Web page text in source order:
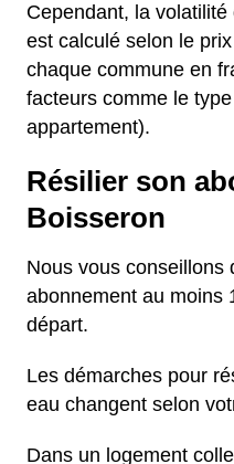
Cependant, la volatilité
est calculé selon le
chaque commune en
facteurs comme le
appartement).
Résilier son
Boisseron
Nous vous conseillons
abonnement au moins
départ.
Les démarches pour
eau changent selon
Dans un logement